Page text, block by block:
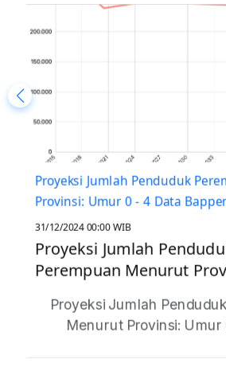
Rata-Rata Lama Sekolah (RLS)
31/12/2025 00:00 WIB
Rata-Rata Lama Sekolah
Laki Menurut Provinsi
Rata-Rata Lama Sekolah
adalah indikator pendidikan
rata-rata jumlah tahun